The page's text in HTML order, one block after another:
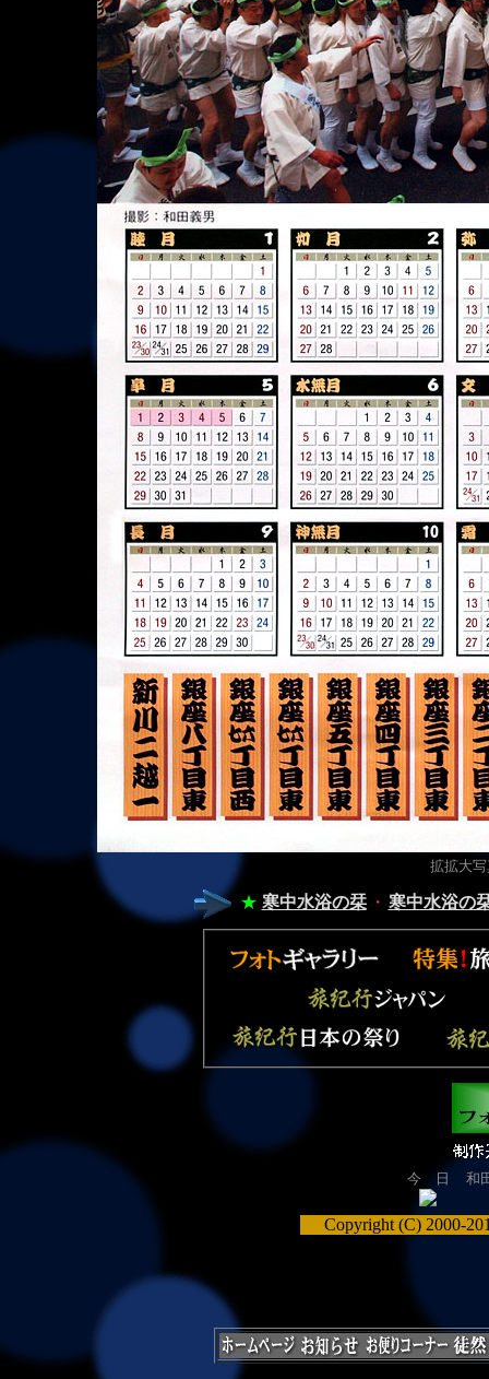
拡拡大
★ 寒中水浴の栞 ・ 寒中水浴の
今 日 和